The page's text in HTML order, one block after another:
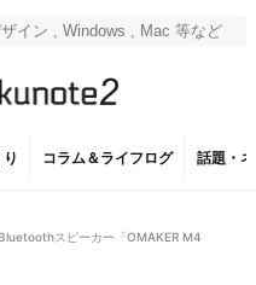
コラム＆ライフログ 話題・
スピーカー「OMAKER M4